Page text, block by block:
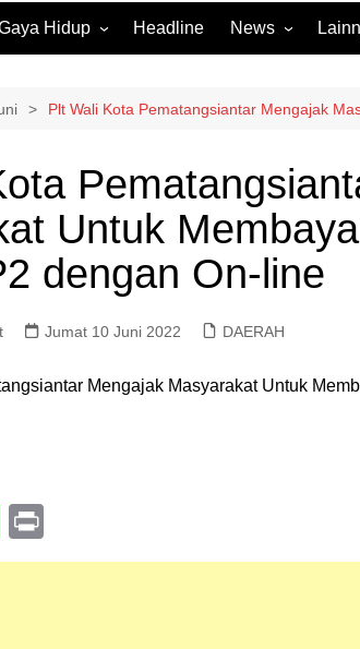
Hidup
Hiburan
Olahraga
Otomotif
Headline News
Internasional
Lintas Koramil –
Megapolitan
Ormas
Peristiwa
Politik
Opini
Sumut
Plt Wali Kota Pematangsiantar Mengajak
Untuk
dengan On-line
Jumat 10 Juni 2022 DAERAH
W
h in